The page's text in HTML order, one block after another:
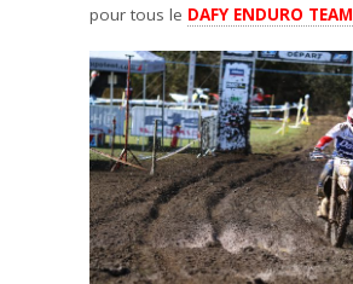
pour tous le DAFY ENDURO TEAM